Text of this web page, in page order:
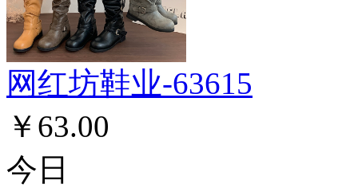
网红坊鞋业-63615
￥63.00
今日